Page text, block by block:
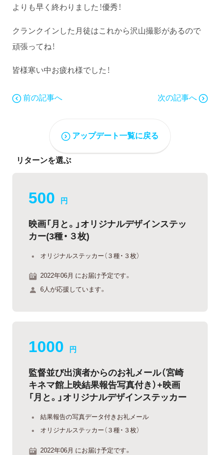
よりも早く終わりました！優秀！
クランクインした月徒はこれから沢山撮影があるので
頑張ってね！
皆様寒い中お疲れ様でした！
前の記事へ 次の記事へ
アップデート一覧に戻る
リターンを選ぶ
500 円
映画「月と。」オリジナルデザインステッ
カー(3種・３枚)
オリジナルステッカー（３種・３枚）
2022年06月 にお届け予定です。
6人が応援しています。
1000 円
監督並び出演者からのお礼メール（宮崎
キネマ館上映結果報告写真付き）+映画
「月と。」オリジナルデザインステッカー
結果報告の写真データ付きお礼メール
オリジナルステッカー（３種・３枚）
2022年06月 にお届け予定です。